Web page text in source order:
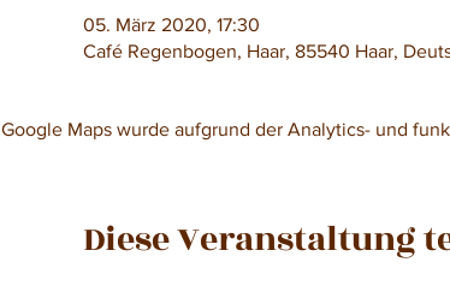
05. März 2020, 17:30
Café Regenbogen, Haar, 85540 Haar,
Google Maps wurde aufgrund der Analytics- und
Diese Veranstaltung